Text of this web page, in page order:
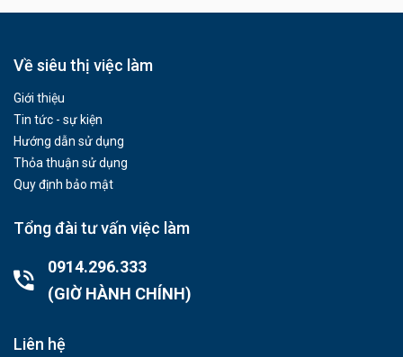
Về siêu thị việc làm
Giới thiệu
Tin tức - sự kiện
Hướng dẫn sử dụng
Thỏa thuận sử dụng
Quy định bảo mật
Tổng đài tư vấn việc làm
0914.296.333
(GIỜ HÀNH CHÍNH)
Liên hệ